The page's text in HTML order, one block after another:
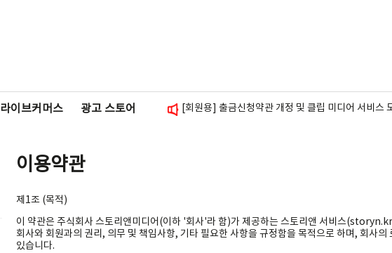
라이브커머스 광고 스토어
[회원용] 출금신청약관 개정 및 클립 미디어 서비스
이용약관
제1조 (목적)
이 약관은 주식회사 스토리앤미디어(이하 '회사'라 함)가 제공하는 스토리앤 서비스
회사와 회원과의 권리, 의무 및 책임사항, 기타 필요한 사항을 규정함을 목적으로 하며, 회사
있습니다.